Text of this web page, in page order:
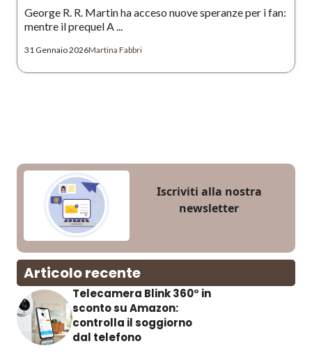
George R. R. Martin ha acceso nuove speranze per i fan:
mentre il prequel A ...
31 Gennaio 2026Martina Fabbri
Iscriviti alla nostra
newsletter
Articolo recente
Telecamera Blink 360° in
sconto su Amazon:
controlla il soggiorno
dal telefono